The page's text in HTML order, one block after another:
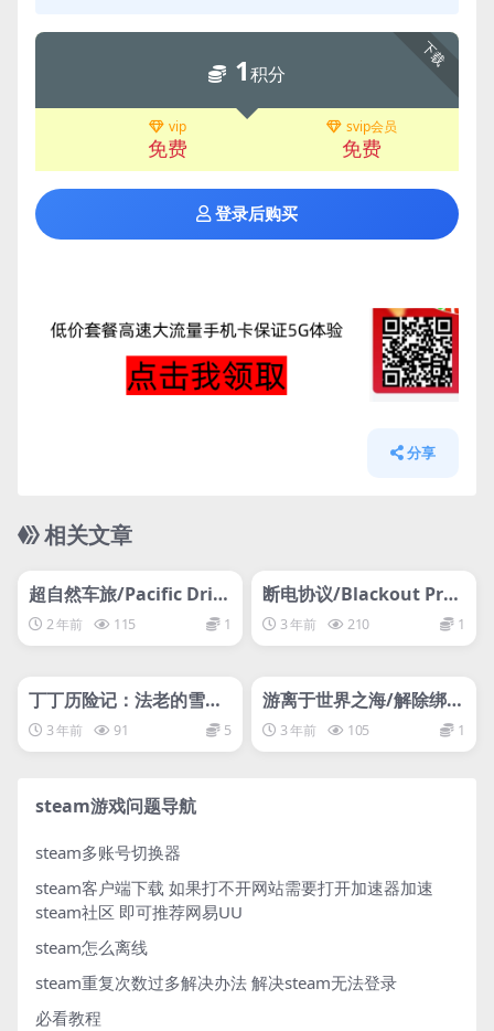
下载
1积分
vip
免费
svip会员
免费
登录后购买
分享
相关文章
网盘下载游戏
超自然车旅/Pacific Driv
e 2 年前 115 1
网盘下载游戏
断电协议/Blackout Prot
ocol3 年前 210 1
网盘下载游戏
丁丁历险记：法老的雪茄/
Tintin Reporter – Cigar
s of the Pharaoh
3 年前 91 5
网盘下载游戏
游离于世界之海/解除绑
定：世界分离/Unbound:
Worlds Apart
3 年前 105 1
steam游戏问题导航
steam多账号切换器
steam客户端下载 如果打不开网站需要打开加速器加速
steam社区 即可推荐网易UU
steam怎么离线
steam重复次数过多解决办法 解决steam无法登录
必看教程